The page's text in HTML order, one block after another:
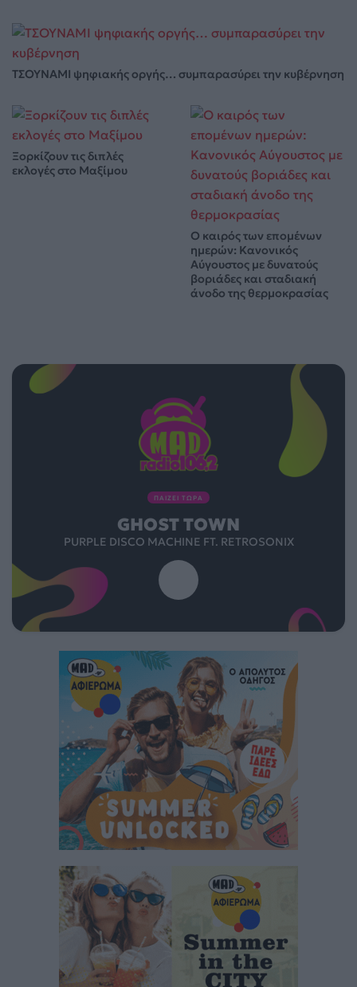
ΤΣΟΥΝΑΜΙ ψηφιακής οργής… συμπαρασύρει την κυβέρνηση
Ξορκίζουν τις διπλές
εκλογές στο Μαξίμου
Ο καιρός των επομένων
ημερών: Κανονικός
Αύγουστος με δυνατούς
βοριάδες και σταδιακή
άνοδο της θερμοκρασίας
ΠΑΙΖΕΙ ΤΩΡΑ
GHOST TOWN
PURPLE DISCO MACHINE FT. RETROSONIX